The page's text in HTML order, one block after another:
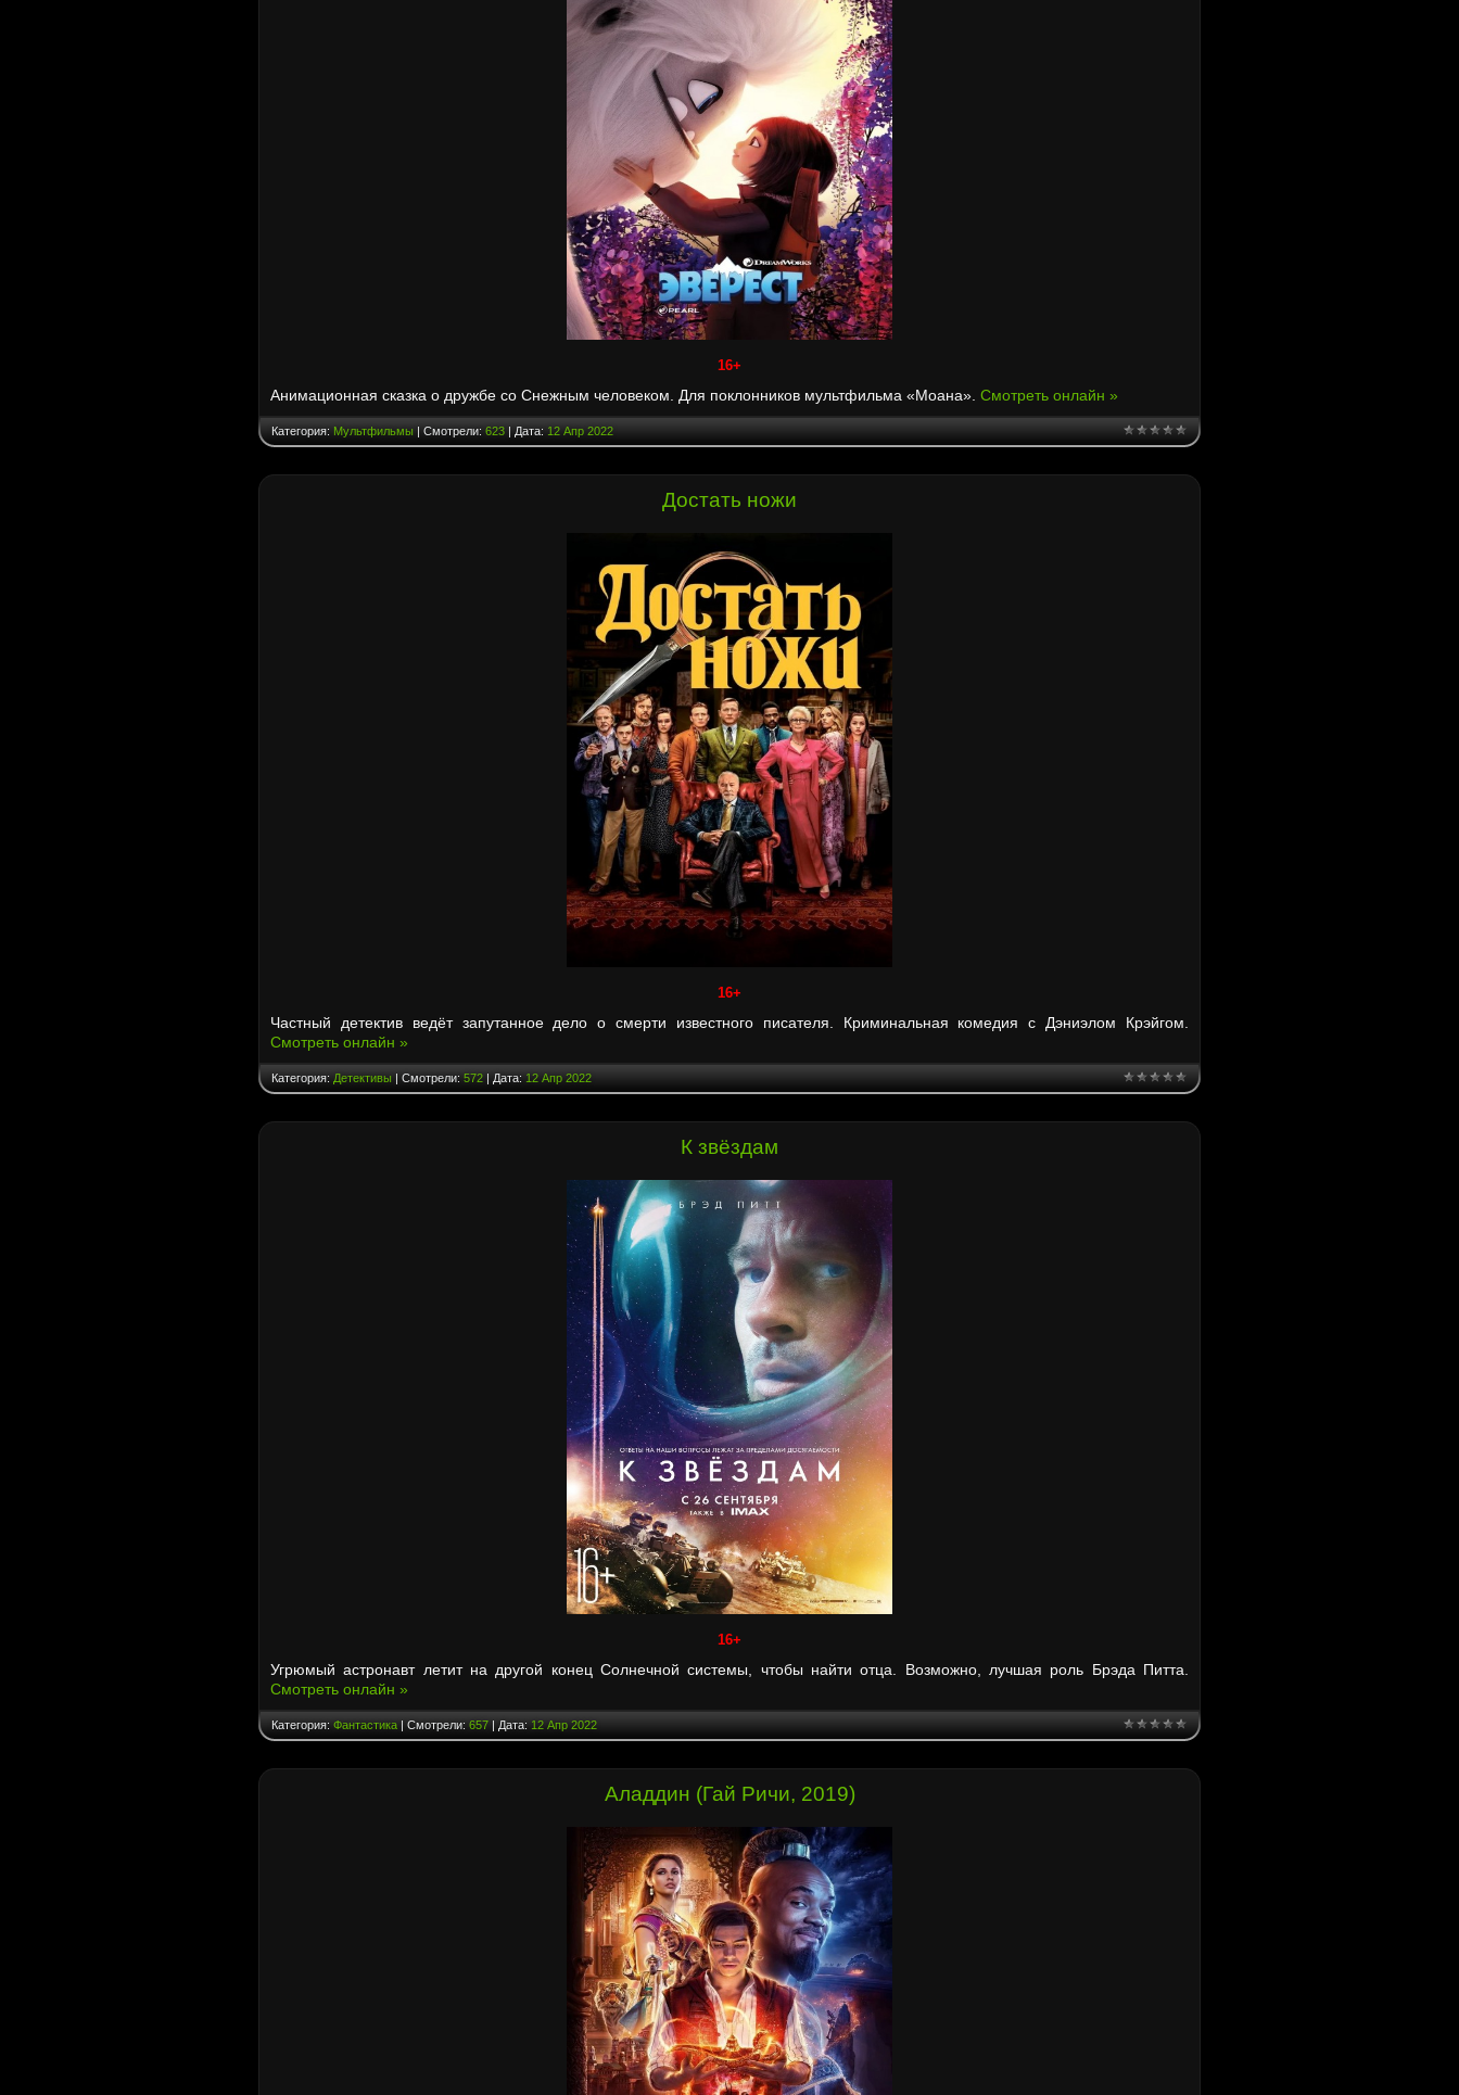
16+
Анимационная сказка о дружбе со Снежным человеком. Для поклонников мультфильма «Моана». Смотреть онлайн »
Категория: Мультфильмы | Смотрели: 623 | Дата: 12 Апр 2022
Достать ножи
16+
Частный детектив ведёт запутанное дело о смерти известного писателя. Криминальная комедия с Дэниэлом Крэйгом.
Смотреть онлайн »
Категория: Детективы | Смотрели: 572 | Дата: 12 Апр 2022
К звёздам
16+
Угрюмый астронавт летит на другой конец Солнечной системы, чтобы найти отца. Возможно, лучшая роль Брэда Питта.
Смотреть онлайн »
Категория: Фантастика | Смотрели: 657 | Дата: 12 Апр 2022
Аладдин (Гай Ричи, 2019)